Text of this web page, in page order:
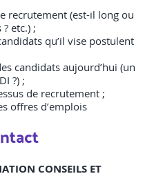
recrutement (est-il long ou
etc.) ;
qu’il vise postulent
candidats aujourd’hui (un
?) ;
de recrutement ;
offres d’emplois
CONSEILS ET